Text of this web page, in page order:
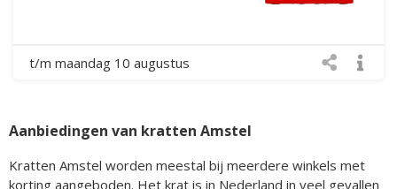
t/m maandag 10 augustus
Aanbiedingen van kratten Amstel
Kratten Amstel worden meestal bij meerdere winkels met
korting aangeboden. Het krat is in Nederland in veel gevallen